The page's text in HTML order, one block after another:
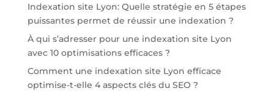
Indexation site Lyon: Quelle stratégie en 5 étapes
puissantes permet de réussir une indexation ?
À qui s’adresser pour une indexation site Lyon
avec 10 optimisations efficaces ?
Comment une indexation site Lyon efficace
optimise-t-elle 4 aspects clés du SEO ?